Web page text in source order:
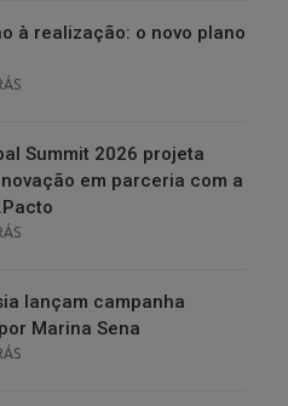
à realização: o novo plano
Summit 2026 projeta
em parceria com a
lançam campanha
Marina Sena